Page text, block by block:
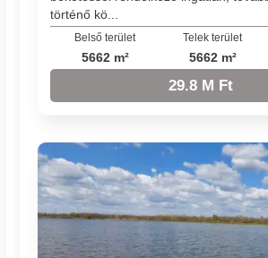
történő kö...
Belső terület
5662 m²
Telek terület
5662 m²
29.8 M Ft